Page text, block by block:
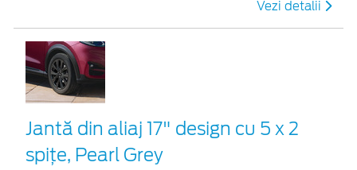
Vezi detalii
Jantă din aliaj 17" design cu 5 x 2
spiţe, Pearl Grey